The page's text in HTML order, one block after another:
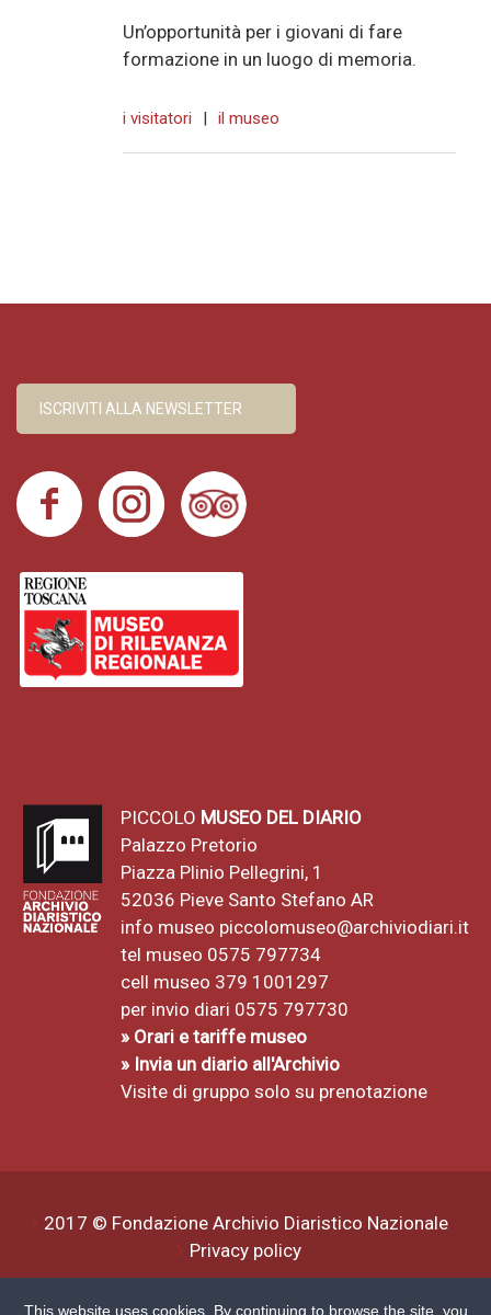
Un’opportunità per i giovani di fare
formazione in un luogo di memoria.
i visitatori | il museo
ISCRIVITI ALLA NEWSLETTER
PICCOLO MUSEO DEL DIARIO
Palazzo Pretorio
Piazza Plinio Pellegrini, 1
52036 Pieve Santo Stefano AR
info museo piccolomuseo@archiviodiari.it
tel museo 0575 797734
cell museo 379 1001297
per invio diari 0575 797730
» Orari e tariffe museo
» Invia un diario all'Archivio
Visite di gruppo solo su prenotazione
2017 © Fondazione Archivio Diaristico Nazionale
Privacy policy
This website uses cookies. By continuing to browse the site, you